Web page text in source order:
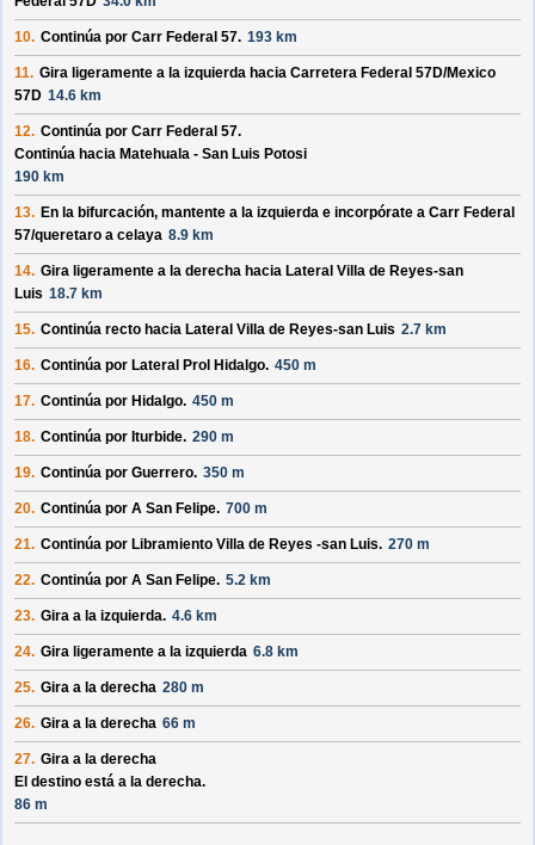
10. Continúa por Carr Federal 57. 193 km
11. Gira ligeramente a la izquierda hacia Carretera Federal 57D/Mexico
57D 14.6 km
12. Continúa por Carr Federal 57.
Continúa hacia Matehuala - San Luis Potosi
190 km
13. En la bifurcación, mantente a la izquierda e incorpórate a Carr Federal
57/queretaro a celaya 8.9 km
14. Gira ligeramente a la derecha hacia Lateral Villa de Reyes-san
Luis 18.7 km
15. Continúa recto hacia Lateral Villa de Reyes-san Luis 2.7 km
16. Continúa por Lateral Prol Hidalgo. 450 m
17. Continúa por Hidalgo. 450 m
18. Continúa por Iturbide. 290 m
19. Continúa por Guerrero. 350 m
20. Continúa por A San Felipe. 700 m
21. Continúa por Libramiento Villa de Reyes -san Luis. 270 m
22. Continúa por A San Felipe. 5.2 km
23. Gira a la izquierda. 4.6 km
24. Gira ligeramente a la izquierda 6.8 km
25. Gira a la derecha 280 m
26. Gira a la derecha 66 m
27. Gira a la derecha
El destino está a la derecha.
86 m